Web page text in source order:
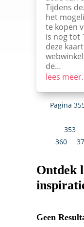
Tijdens
het
te kopen
is nog tot
deze
de…
lees
Pagina
353
360
Ontdek
Geen